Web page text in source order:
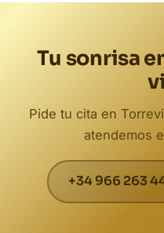
Tu sonrisa
Pide tu cita en
atendemos
+34 966 263